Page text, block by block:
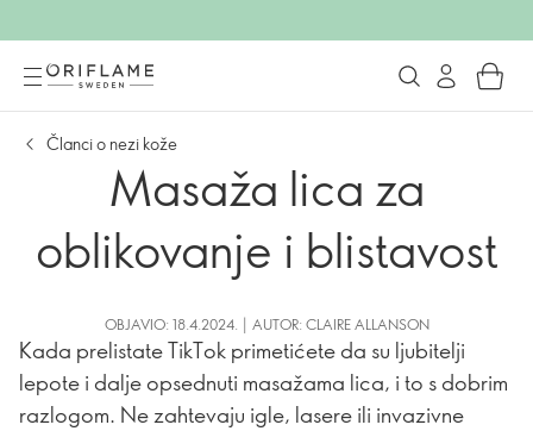
Članci o nezi kože
Masaža lica za
oblikovanje i blistavost
OBJAVIO: 18.4.2024. | AUTOR: CLAIRE ALLANSON
Kada prelistate TikTok primetićete da su ljubitelji
lepote i dalje opsednuti masažama lica, i to s dobrim
razlogom. Ne zahtevaju igle, lasere ili invazivne